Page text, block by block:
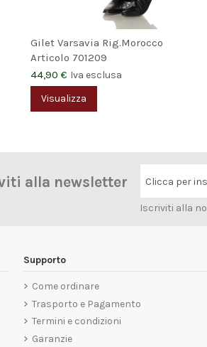
Gilet Varsavia Rig.Morocco
Articolo 701209
44,90 € Iva esclusa
Visualizza
alla newsletter Clicca per
Iscriviti alla
Supporto
Come ordinare
Trasporto e Pagamento
Termini e condizioni
Garanzie